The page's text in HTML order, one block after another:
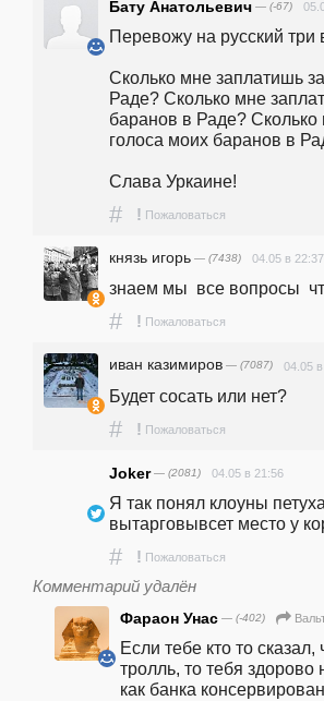
Бату Анатольевич — (-67)
Перевожу на русский
Сколько мне заплатишь
Раде? Сколько мне
баранов в Раде? Сколько
голоса моих баранов в
Слава Уркаине!
# ! Пожаловаться
князь игорь — (7438) 04.05 в 22:37
знаем мы  все вопросы
# ! Пожаловаться
иван казимиров — (7087) 04.05
Будет сосать или нет?
# ! Пожаловаться
Joker— (2081) 04.05 в 21:56
Я так понял клоуны
вытарговывсет место у
# ! Пожаловаться
Комментарий удалён
Фараон Унас — (-402)
Если тебе кто то
тролль, то тебя здорово
как банка